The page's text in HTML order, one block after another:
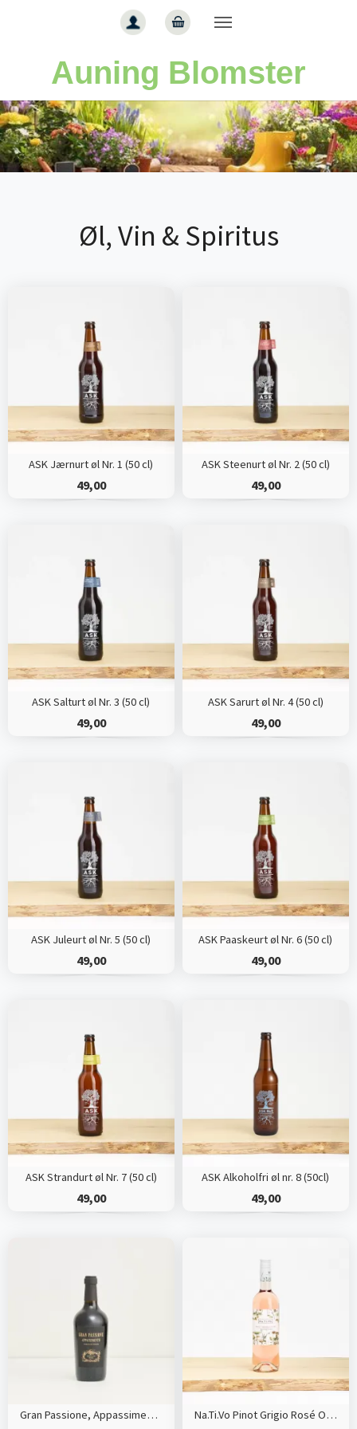
Auning Blomster
Øl, Vin & Spiritus
ASK Jærnurt øl Nr. 1 (50 cl)
49,00
ASK Steenurt øl Nr. 2 (50 cl)
49,00
ASK Salturt øl Nr. 3 (50 cl)
49,00
ASK Sarurt øl Nr. 4 (50 cl)
49,00
ASK Juleurt øl Nr. 5 (50 cl)
49,00
ASK Paaskeurt øl Nr. 6 (50 cl)
49,00
ASK Strandurt øl Nr. 7 (50 cl)
49,00
ASK Alkoholfri øl nr. 8 (50cl)
49,00
Gran Passione, Appassimento økologisk Na.Ti.Vo Pinot Grigio Rosé Organic, Sicilien, Italy